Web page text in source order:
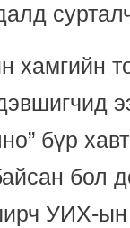
хамгийн
бүр
бол
УИХ-